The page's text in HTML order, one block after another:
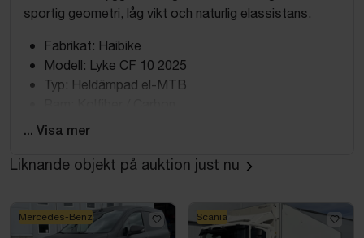
sportig geometri, låg vikt och naturlig elassistans.
Fabrikat: Haibike
Modell: Lyke CF 10 2025
Typ: Heldämpad el-MTB
Vikt: ca 17 kg
Maxhastighet: 25 km/h
Motor & batteri
... Visa mer
Liknande objekt på auktion just nu
Mercedes-Benz Scania